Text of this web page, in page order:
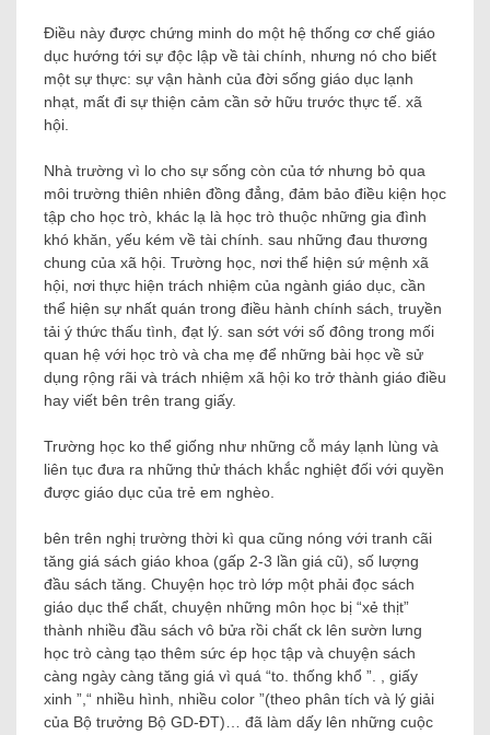
Điều này được chứng minh do một hệ thống cơ chế giáo
dục hướng tới sự độc lập về tài chính, nhưng nó cho biết
một sự thực: sự vận hành của đời sống giáo dục lạnh
nhạt, mất đi sự thiện cảm cần sở hữu trước thực tế. xã
hội.
Nhà trường vì lo cho sự sống còn của tớ nhưng bỏ qua
môi trường thiên nhiên đồng đẳng, đảm bảo điều kiện học
tập cho học trò, khác lạ là học trò thuộc những gia đình
khó khăn, yếu kém về tài chính. sau những đau thương
chung của xã hội. Trường học, nơi thể hiện sứ mệnh xã
hội, nơi thực hiện trách nhiệm của ngành giáo dục, cần
thể hiện sự nhất quán trong điều hành chính sách, truyền
tải ý thức thấu tình, đạt lý. san sớt với số đông trong mối
quan hệ với học trò và cha mẹ để những bài học về sử
dụng rộng rãi và trách nhiệm xã hội ko trở thành giáo điều
hay viết bên trên trang giấy.
Trường học ko thể giống như những cỗ máy lạnh lùng và
liên tục đưa ra những thử thách khắc nghiệt đối với quyền
được giáo dục của trẻ em nghèo.
bên trên nghị trường thời kì qua cũng nóng với tranh cãi
tăng giá sách giáo khoa (gấp 2-3 lần giá cũ), số lượng
đầu sách tăng. Chuyện học trò lớp một phải đọc sách
giáo dục thể chất, chuyện những môn học bị “xẻ thịt”
thành nhiều đầu sách vô bửa rồi chất ck lên sườn lưng
học trò càng tạo thêm sức ép học tập và chuyện sách
càng ngày càng tăng giá vì quá “to. thống khổ ”. , giấy
xinh ”,“ nhiều hình, nhiều color ”(theo phân tích và lý giải
của Bộ trưởng Bộ GD-ĐT)… đã làm dấy lên những cuộc